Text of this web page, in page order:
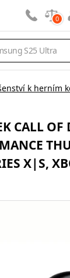
0
k herním
CALL OF
X|S,